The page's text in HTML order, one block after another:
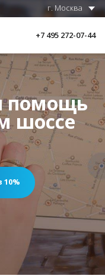
г. Москва
+7 495 272-07-44
помощь
шоссе
10%